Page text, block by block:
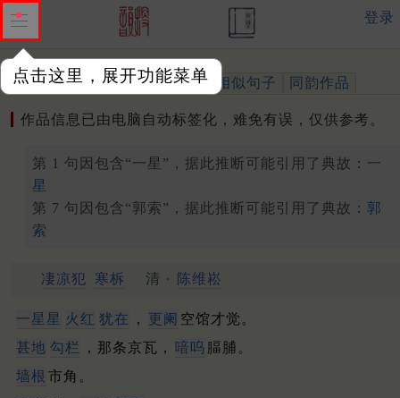
点击这里，展开功能菜单
登录
作品 标注四声 出处、引用 相似句子 同韵作品
作品信息已由电脑自动标签化，难免有误，仅供参考。
第 1 句因包含“一星”，据此推断可能引用了典故： 一
星
第 7 句因包含“郭索”，据此推断可能引用了典故： 郭
索
凄凉犯 寒柝 清 · 陈维崧
一星星 火红 犹在 ， 更阑 空馆才觉。
甚地 勾栏 ，那条京瓦， 喑呜 腷脯。
墙根 市角。